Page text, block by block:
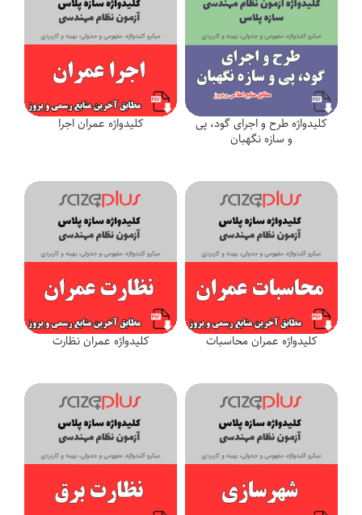
کلیدواژه طرح و اجرای گود، پی
و سازه نگهبان
کلیدواژه عمران اجرا
کلیدواژه عمران محاسبات کلیدواژه عمران نظارت